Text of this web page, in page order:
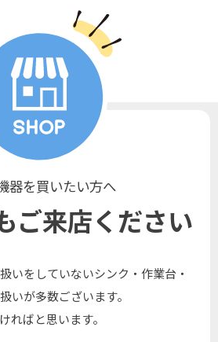
器を買いたい方へ
ご来店ください
いをしていないシンク・作業台・
いが多数ございます。
ればと思います。